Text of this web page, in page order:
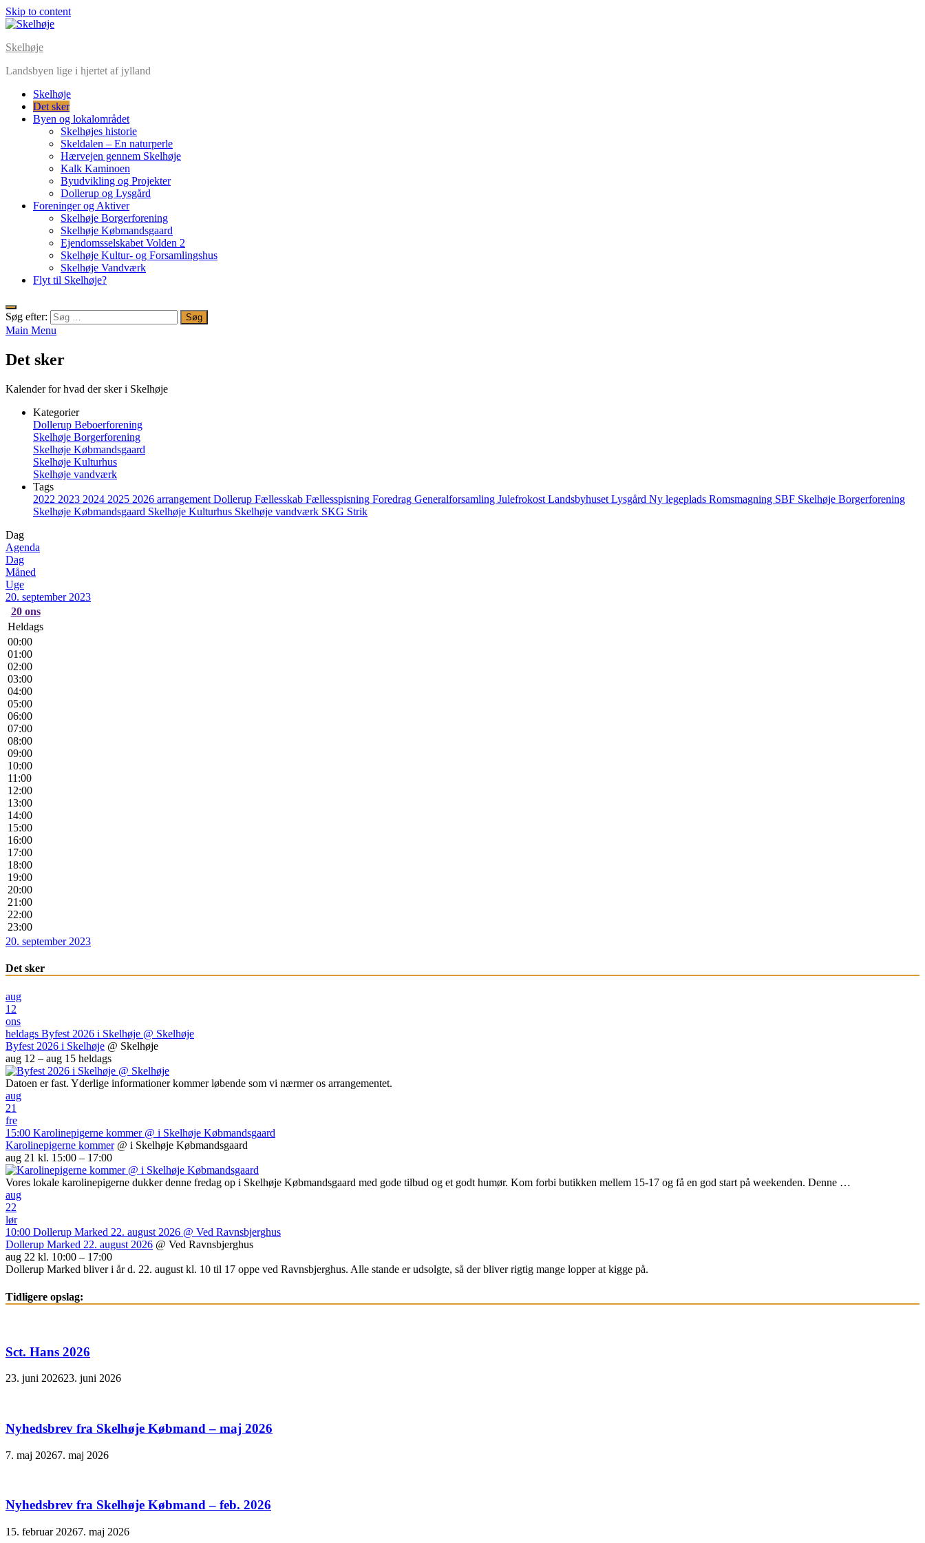
Skip to content
Skelhøje
Landsbyen lige i hjertet af jylland
Skelhøje
Det sker
Byen og lokalområdet
Skelhøjes historie
Skeldalen – En naturperle
Hærvejen gennem Skelhøje
Kalk Kaminoen
Byudvikling og Projekter
Dollerup og Lysgård
Foreninger og Aktiver
Skelhøje Borgerforening
Skelhøje Købmandsgaard
Ejendomsselskabet Volden 2
Skelhøje Kultur- og Forsamlingshus
Skelhøje Vandværk
Flyt til Skelhøje?
Søg efter:
Main Menu
Det sker
Kalender for hvad der sker i Skelhøje
Kategorier
Dollerup Beboerforening
Skelhøje Borgerforening
Skelhøje Købmandsgaard
Skelhøje Kulturhus
Skelhøje vandværk
Tags
2022 2023 2024 2025 2026 arrangement Dollerup Fællesskab Fællesspisning Foredrag Generalforsamling Julefrokost Landsbyhuset Lysgård Ny legeplads Romsmagning SBF Skelhøje Borgerforening
Skelhøje Købmandsgaard Skelhøje Kulturhus Skelhøje vandværk SKG Strik
Dag
Agenda
Dag
Måned
Uge
20. september 2023
20 ons
Heldags
00:00
01:00
02:00
03:00
04:00
05:00
06:00
07:00
08:00
09:00
10:00
11:00
12:00
13:00
14:00
15:00
16:00
17:00
18:00
19:00
20:00
21:00
22:00
23:00
20. september 2023
Det sker
aug
12
ons
heldags Byfest 2026 i Skelhøje @ Skelhøje
Byfest 2026 i Skelhøje @ Skelhøje
aug 12 – aug 15 heldags
Datoen er fast. Yderlige informationer kommer løbende som vi nærmer os arrangementet.
aug
21
fre
15:00 Karolinepigerne kommer @ i Skelhøje Købmandsgaard
Karolinepigerne kommer @ i Skelhøje Købmandsgaard
aug 21 kl. 15:00 – 17:00
Vores lokale karolinepigerne dukker denne fredag op i Skelhøje Købmandsgaard med gode tilbud og et godt humør. Kom forbi butikken mellem 15-17 og få en god start på weekenden. Denne …
aug
22
lør
10:00 Dollerup Marked 22. august 2026 @ Ved Ravnsbjerghus
Dollerup Marked 22. august 2026 @ Ved Ravnsbjerghus
aug 22 kl. 10:00 – 17:00
Dollerup Marked bliver i år d. 22. august kl. 10 til 17 oppe ved Ravnsbjerghus. Alle stande er udsolgte, så der bliver rigtig mange lopper at kigge på.
Tidligere opslag:
Sct. Hans 2026
23. juni 202623. juni 2026
Nyhedsbrev fra Skelhøje Købmand – maj 2026
7. maj 20267. maj 2026
Nyhedsbrev fra Skelhøje Købmand – feb. 2026
15. februar 20267. maj 2026